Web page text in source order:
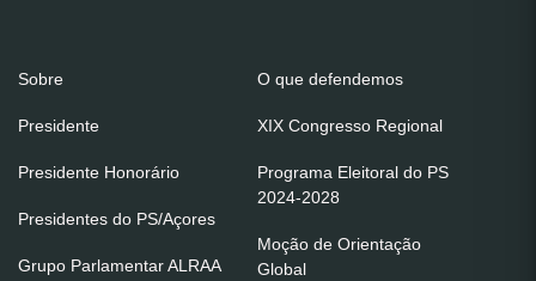
Sobre
Presidente
Presidente Honorário
Presidentes do PS/Açores
Grupo Parlamentar ALRAA
O que defendemos
XIX Congresso Regional
Programa Eleitoral do PS
2024-2028
Moção de Orientação
Global